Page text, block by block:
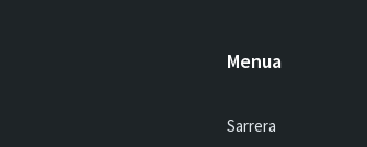
Menua
Sarrera